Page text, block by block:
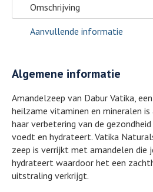
Omschrijving
Aanvullende informatie
Algemene informatie
Amandelzeep van Dabur Vatika,
heilzame vitaminen en mineralen is
haar verbetering van de
voedt en hydrateert. Vatika
zeep is verrijkt met amandelen die
hydrateert waardoor het een
uitstraling verkrijgt.